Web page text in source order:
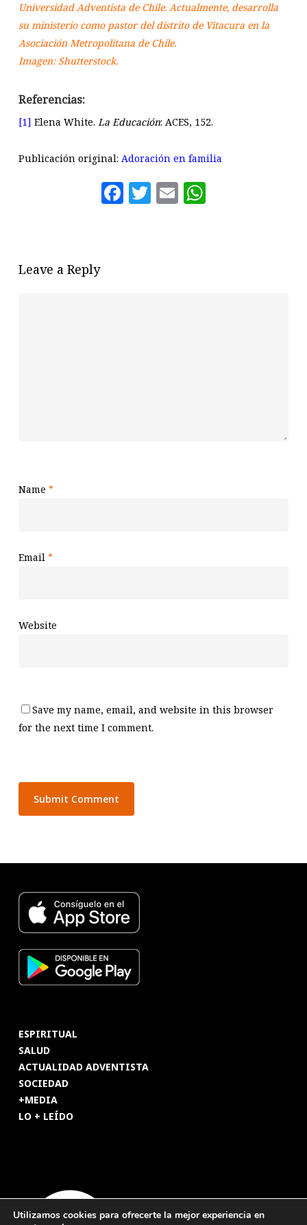
Universidad Adventista de Chile. Actualmente, desarrolla
su ministerio como pastor del distrito de Vitacura en la
Asociación Metropolitana de Chile.
Imagen: Shutterstock.
Referencias:
[1] Elena White. La Educación: ACES, 152.
Publicación original: Adoración en familia
Facebook
Twitter
Email
Leave a Reply
Name *
Email *
Website
Save my name, email, and website in this browser
for the next time I comment.
ESPIRITUAL
SALUD
ACTUALIDAD ADVENTISTA
SOCIEDAD
+MEDIA
LO + LEÍDO
Utilizamos cookies para ofrecerte la mejor experiencia en